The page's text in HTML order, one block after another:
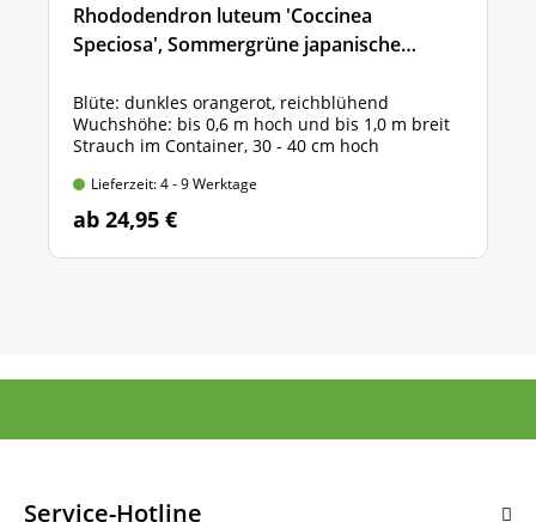
Rhododendron luteum 'Coccinea
Speciosa', Sommergrüne japanische
Blüte: dunkles orangerot, reichblühend
Wuchshöhe: bis 0,6 m hoch und bis 1,0 m breit
Strauch im Container, 30 - 40 cm hoch
Lieferzeit: 4 - 9 Werktage
ab 24,95 €
Service-Hotline